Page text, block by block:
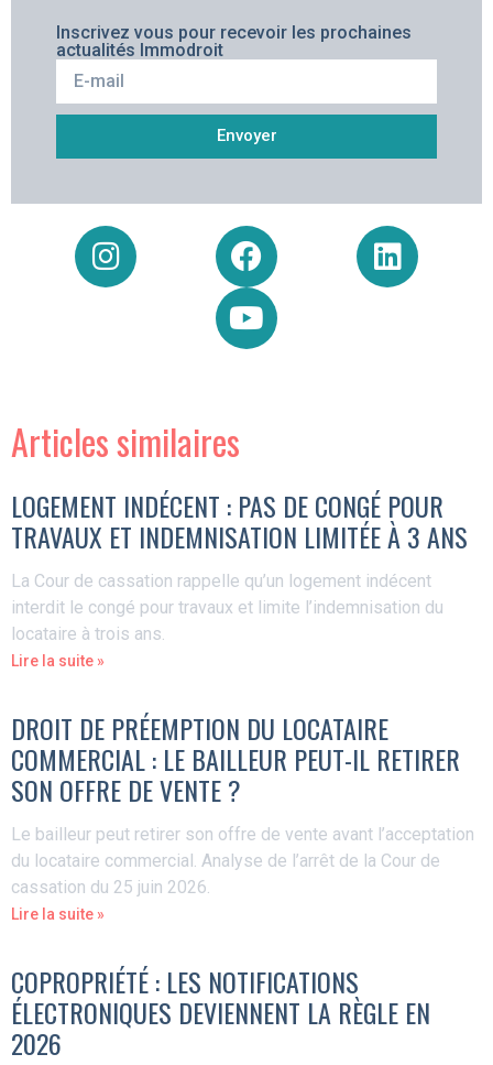
Inscrivez vous pour recevoir les prochaines
actualités Immodroit
Envoyer
Articles similaires
LOGEMENT INDÉCENT : PAS DE CONGÉ POUR
TRAVAUX ET INDEMNISATION LIMITÉE À 3 ANS
La Cour de cassation rappelle qu’un logement indécent
interdit le congé pour travaux et limite l’indemnisation du
locataire à trois ans.
Lire la suite »
DROIT DE PRÉEMPTION DU LOCATAIRE
COMMERCIAL : LE BAILLEUR PEUT-IL RETIRER
SON OFFRE DE VENTE ?
Le bailleur peut retirer son offre de vente avant l’acceptation
du locataire commercial. Analyse de l’arrêt de la Cour de
cassation du 25 juin 2026.
Lire la suite »
COPROPRIÉTÉ : LES NOTIFICATIONS
ÉLECTRONIQUES DEVIENNENT LA RÈGLE EN
2026